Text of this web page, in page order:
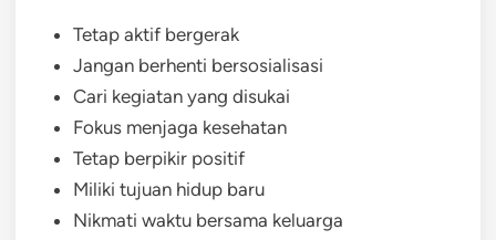
Tetap aktif bergerak
Jangan berhenti bersosialisasi
Cari kegiatan yang disukai
Fokus menjaga kesehatan
Tetap berpikir positif
Miliki tujuan hidup baru
Nikmati waktu bersama keluarga